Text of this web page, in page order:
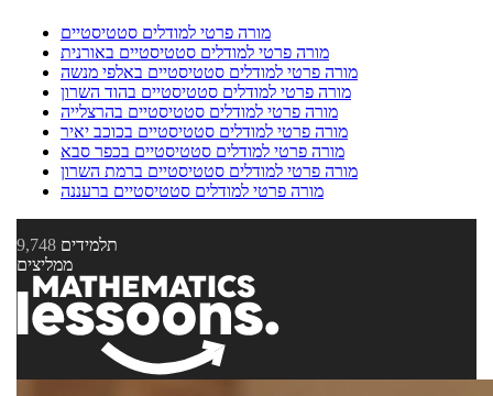
מורה פרטי למודלים סטטיסטיים
מורה פרטי למודלים סטטיסטיים באורנית
מורה פרטי למודלים סטטיסטיים באלפי מנשה
מורה פרטי למודלים סטטיסטיים בהוד השרון
מורה פרטי למודלים סטטיסטיים בהרצלייה
מורה פרטי למודלים סטטיסטיים בכוכב יאיר
מורה פרטי למודלים סטטיסטיים בכפר סבא
מורה פרטי למודלים סטטיסטיים ברמת השרון
מורה פרטי למודלים סטטיסטיים ברעננה
9,748 תלמידים
ממליצים